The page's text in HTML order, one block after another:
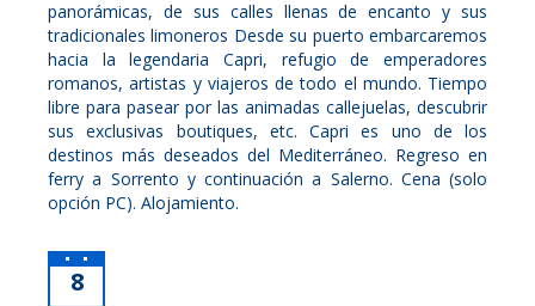
panorámicas, de sus calles llenas de encanto y sus
tradicionales limoneros Desde su puerto embarcaremos
hacia la legendaria Capri, refugio de emperadores
romanos, artistas y viajeros de todo el mundo. Tiempo
libre para pasear por las animadas callejuelas, descubrir
sus exclusivas boutiques, etc. Capri es uno de los
destinos más deseados del Mediterráneo. Regreso en
ferry a Sorrento y continuación a Salerno. Cena (solo
opción PC). Alojamiento.
8